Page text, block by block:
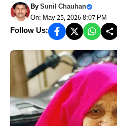
BySunil Chauhan
On: May 25, 2026 8:07 PM
Follow Us: